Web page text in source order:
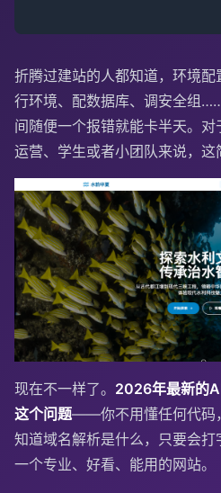
折腾过建站的人都知道，环境
行环境、配数据库、调安全组
间随便一个报错就能卡半天。对
运营、学生或者小团队来说，这
现在不一样了。 2026年最新的
这个问题——你不用懂任何代码
知道域名解析是什么，只要会
一个专业、好看、能用的网站。